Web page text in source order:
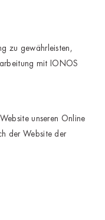
zu gewährleisten,
mit IONOS
unseren Online
der Website der